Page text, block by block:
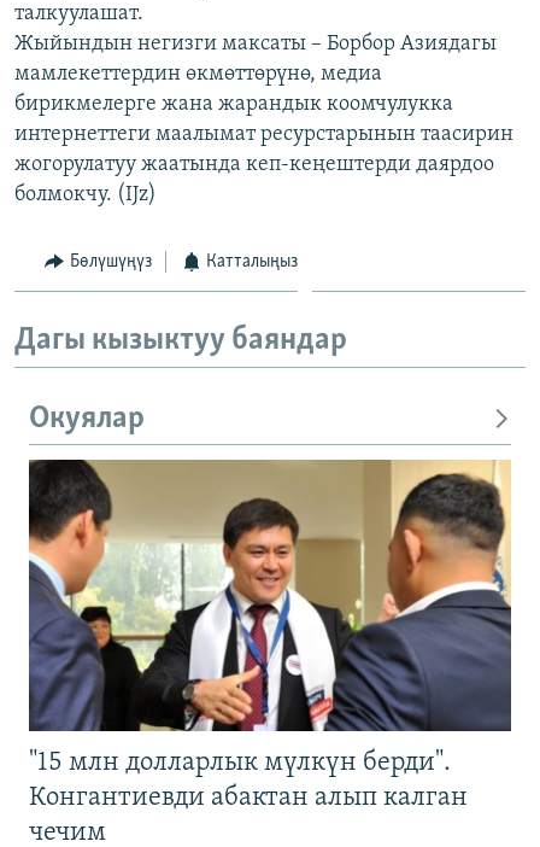
талкуулашат.
Жыйындын негизги максаты – Борбор Азиядагы
мамлекеттердин өкмөттөрүнө, медиа
бирикмелерге жана жарандык коомчулукка
интернеттеги маалымат ресурстарынын таасирин
жогорулатуу жаатында кеп-кеңештерди даярдоо
болмокчу. (IJz)
Бөлүшүңүз Катталыңыз
Дагы кызыктуу баяндар
Окуялар
"15 млн долларлык мүлкүн берди".
Конгантиевди абактан алып калган
чечим